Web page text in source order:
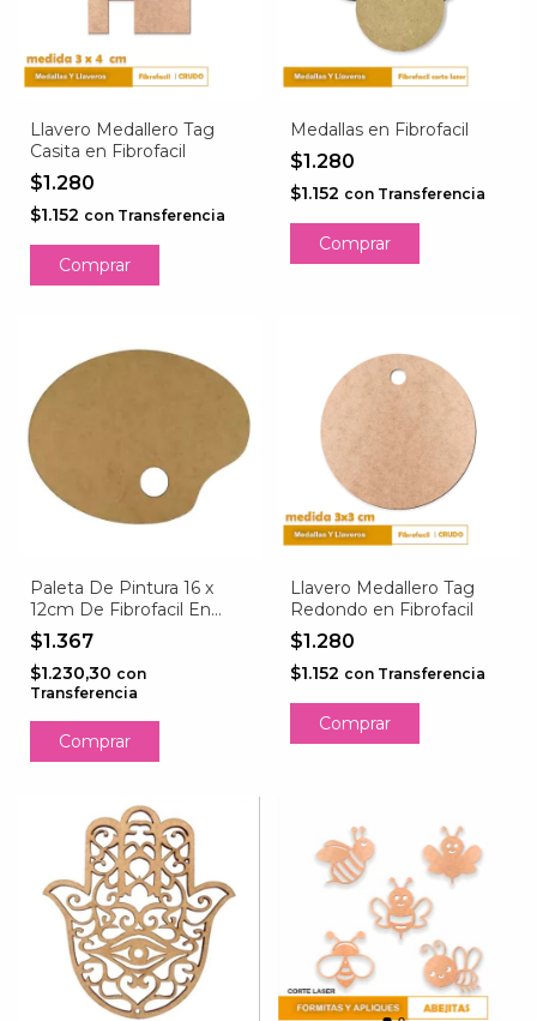
Llavero Medallero Tag
Casita en Fibrofacil
$1.280
$1.152 con Transferencia
Comprar
Medallas en Fibrofacil
$1.280
$1.152 con Transferencia
Comprar
Paleta De Pintura 16 x
12cm De Fibrofacil En
3mm De Espesor
$1.367
$1.230,30 con
Transferencia
Llavero Medallero Tag
Redondo en Fibrofacil
$1.280
$1.152 con Transferencia
Comprar